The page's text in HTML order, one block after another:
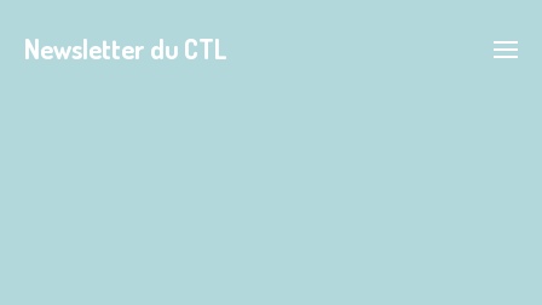
Newsletter du CTL